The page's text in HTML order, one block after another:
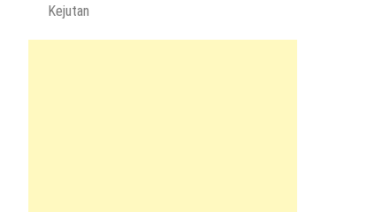
Kejutan